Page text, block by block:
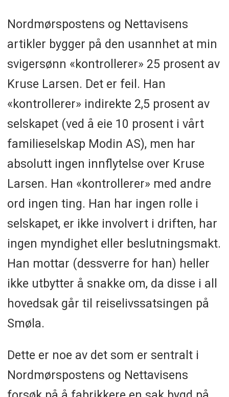
Nordmørspostens og Nettavisens
artikler bygger på den usannhet at min
svigersønn «kontrollerer» 25 prosent av
Kruse Larsen. Det er feil. Han
«kontrollerer» indirekte 2,5 prosent av
selskapet (ved å eie 10 prosent i vårt
familieselskap Modin AS), men har
absolutt ingen innflytelse over Kruse
Larsen. Han «kontrollerer» med andre
ord ingen ting. Han har ingen rolle i
selskapet, er ikke involvert i driften, har
ingen myndighet eller beslutningsmakt.
Han mottar (dessverre for han) heller
ikke utbytter å snakke om, da disse i all
hovedsak går til reiselivssatsingen på
Smøla.
Dette er noe av det som er sentralt i
Nordmørspostens og Nettavisens